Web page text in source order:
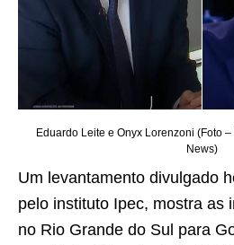
Eduardo Leite e Onyx Lorenzoni (Foto
News)
Um levantamento divulgado
pelo instituto Ipec, mostra as
no Rio Grande do Sul para